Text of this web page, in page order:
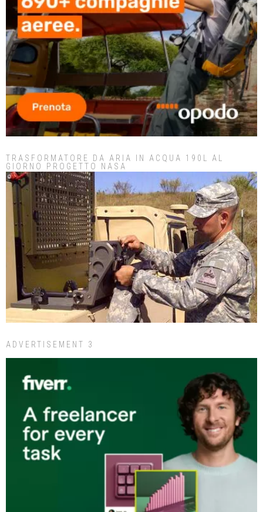
TRASFORMATORE DA ARIA IN ACQUA 190L AL
GIORNO PROGETTO NASA
ADVERTISEMENT 3